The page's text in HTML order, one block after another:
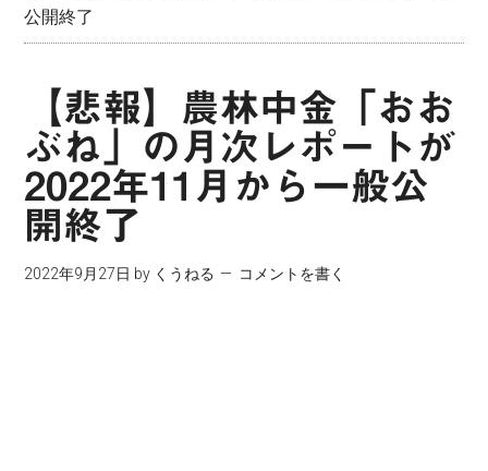
公開終了
【悲報】農林中金「おお
ぶね」の月次レポートが
2022年11月から一般公
開終了
2022年9月27日 by くうねる コメントを書く